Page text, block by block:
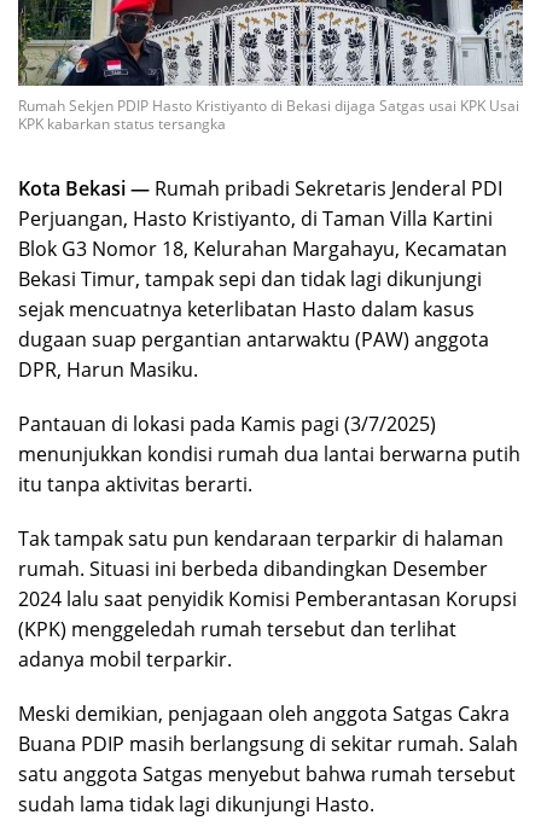
Rumah Sekjen PDIP Hasto Kristiyanto di Bekasi dijaga Satgas usai KPK Usai
KPK kabarkan status tersangka
Kota Bekasi — Rumah pribadi Sekretaris Jenderal PDI
Perjuangan, Hasto Kristiyanto, di Taman Villa Kartini
Blok G3 Nomor 18, Kelurahan Margahayu, Kecamatan
Bekasi Timur, tampak sepi dan tidak lagi dikunjungi
sejak mencuatnya keterlibatan Hasto dalam kasus
dugaan suap pergantian antarwaktu (PAW) anggota
DPR, Harun Masiku.
Pantauan di lokasi pada Kamis pagi (3/7/2025)
menunjukkan kondisi rumah dua lantai berwarna putih
itu tanpa aktivitas berarti.
Tak tampak satu pun kendaraan terparkir di halaman
rumah. Situasi ini berbeda dibandingkan Desember
2024 lalu saat penyidik Komisi Pemberantasan Korupsi
(KPK) menggeledah rumah tersebut dan terlihat
adanya mobil terparkir.
Meski demikian, penjagaan oleh anggota Satgas Cakra
Buana PDIP masih berlangsung di sekitar rumah. Salah
satu anggota Satgas menyebut bahwa rumah tersebut
sudah lama tidak lagi dikunjungi Hasto.